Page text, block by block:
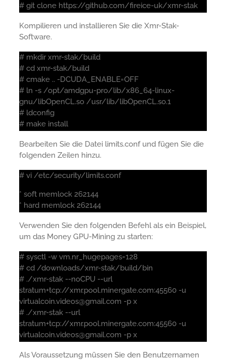
# git clone https://github.com/fireice-uk/xmr-stak
Kompilieren und installieren Sie die Xmr-Stak-
Software.
# mkdir xmr-stak/build
# cd xmr-stak/build
# cmake .. -DCUDA_ENABLE=OFF
# ln -s /opt/amdgpu-pro/lib/x86_64-linux-
gnu/libOpenCL.so /usr/lib/libOpenCL.so.1
# ldconfig
# make install
Bearbeiten Sie die Datei limits.conf und fügen Sie die
folgenden Zeilen hinzu.
# vi /etc/security/limits.conf
* soft memlock 262144
* hard memlock 262144
Verwenden Sie den folgenden Befehl als ein Beispiel,
um das Money GPU-Mining zu starten:
# sysctl -w vm.nr_hugepages=128
# cd /downloads/xmr-stak/build/bin
# ./xmr-stak --noCPU --url
stratum+tcp://xmr.pool.minergate.com:45560 -u
virtualcoin.videos@gmail.com -p x
# ./xmr-stak --url
stratum+tcp://xmr.pool.minergate.com:45560 -u
virtualcoin.videos@gmail.com -p x
Als Voraussetzung müssen Sie den Benutzernamen